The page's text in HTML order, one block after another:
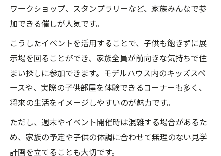
ワークショップ、スタンプラリーなど、家族みんなで参
加できる催しが人気です。
こうしたイベントを活用することで、子供も飽きずに展
示場を回ることができ、家族全員が前向きな気持ちで住
まい探しに参加できます。モデルハウス内のキッズスペ
ースや、実際の子供部屋を体験できるコーナーも多く、
将来の生活をイメージしやすいのが魅力です。
ただし、週末やイベント開催時は混雑する場合があるた
め、家族の予定や子供の体調に合わせて無理のない見学
計画を立てることも大切です。